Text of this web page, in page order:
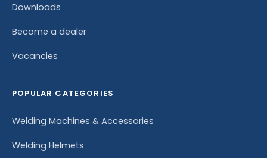
Downloads
Become a dealer
Vacancies
POPULAR CATEGORIES
Welding Machines & Accessories
Welding Helmets